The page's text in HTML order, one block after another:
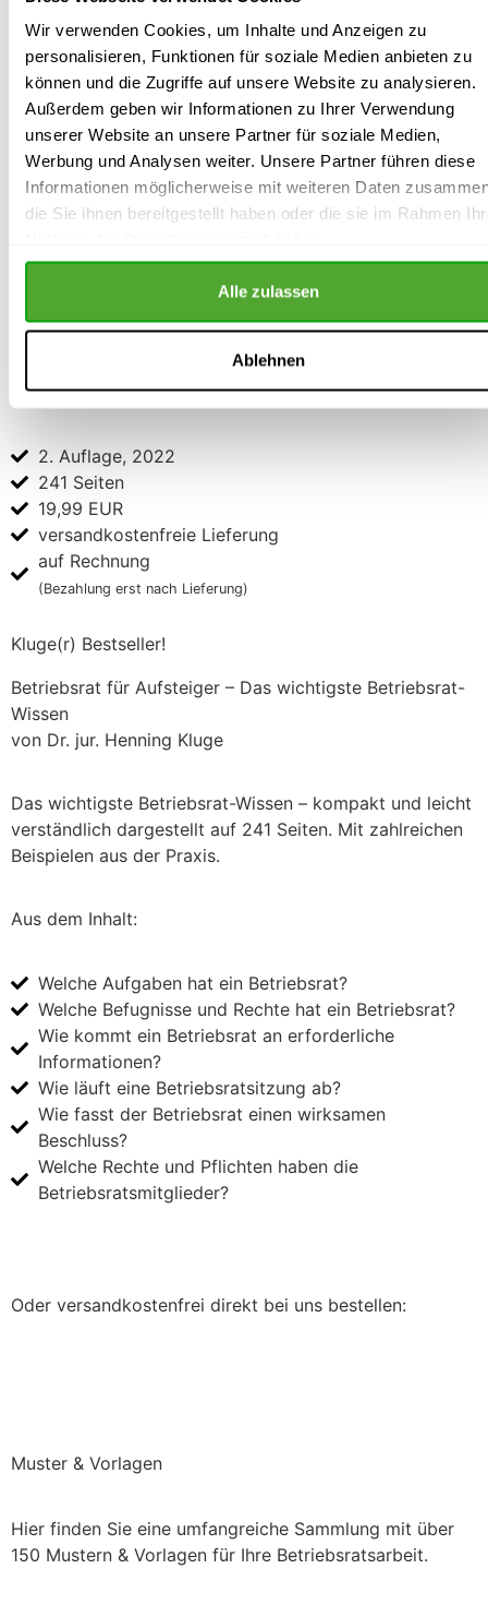
Wir verwenden Cookies, um Inhalte und Anzeigen zu
personalisieren, Funktionen für soziale Medien anbieten zu
können und die Zugriffe auf unsere Website zu analysieren.
Außerdem geben wir Informationen zu Ihrer Verwendung
unserer Website an unsere Partner für soziale Medien,
Werbung und Analysen weiter. Unsere Partner führen diese
Informationen möglicherweise mit weiteren Daten
die Sie ihnen bereitgestellt haben oder die sie im Rahmen
Alle zulassen
Ablehnen
Abonnieren
Autor: Dr. jur Henning Kluge
Dr. Henning Kluge ist Rechtsanwalt und Fachwanwalt für
Arbeitsrecht. Er berät und unterstützt Betriebsräte bei
2. Auflage, 2022
241 Seiten
19,99 EUR
versandkostenfreie Lieferung
auf Rechnung
(Bezahlung erst nach Lieferung)
Kluge(r) Bestseller!
Betriebsrat für Aufsteiger – Das wichtigste Betriebsrat-
Wissen
von Dr. jur. Henning Kluge
Das wichtigste Betriebsrat-Wissen – kompakt und leicht
verständlich dargestellt auf 241 Seiten. Mit zahlreichen
Beispielen aus der Praxis.
Aus dem Inhalt:
Welche Aufgaben hat ein Betriebsrat?
Welche Befugnisse und Rechte hat ein Betriebsrat?
Wie kommt ein Betriebsrat an erforderliche
Informationen?
Wie läuft eine Betriebsratsitzung ab?
Wie fasst der Betriebsrat einen wirksamen
Beschluss?
Welche Rechte und Pflichten haben die
Betriebsratsmitglieder?
Oder versandkostenfrei direkt bei uns bestellen:
Muster & Vorlagen
Hier finden Sie eine umfangreiche Sammlung mit über
150 Mustern & Vorlagen für Ihre Betriebsratsarbeit.